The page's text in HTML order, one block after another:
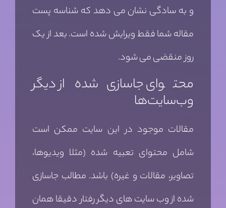
و به سادگی نشان می دهد که شناسه پست
مقاله شما فقط ویرایش شده است. بعد از یک
روز منقضی می شود.
محتوای جاسازی‌شده از دیگر
وب‌سایت‌ها
مقالات موجود در این سایت ممکن است
شامل محتوای تعبیه شده (مثلا ویدیوها،
تصاویر، مقالات و غیره) باشد. مطالب جاسازی
شده از وب سایت های دیگر رفتار دقیقا همان